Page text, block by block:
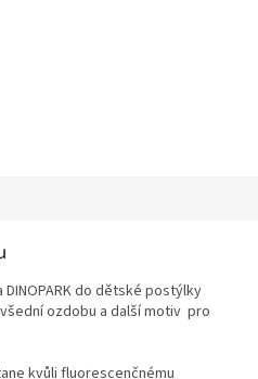
do dětské postýlky
ozdobu a další motiv pro
kvůli fluorescenčnému